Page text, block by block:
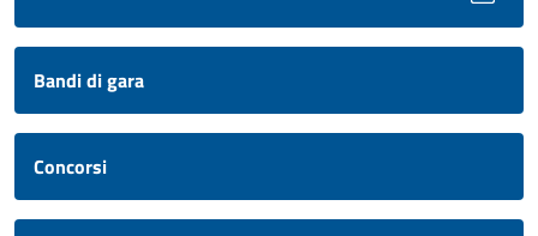
Bandi di gara
Concorsi